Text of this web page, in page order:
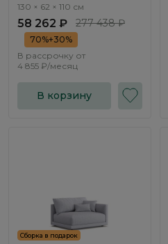
130 × 62 × 110 см
58 262 ₽ 277 438 ₽
70%+30%
В рассрочку от
4 855 ₽/месяц
В корзину
Сборка в подарок